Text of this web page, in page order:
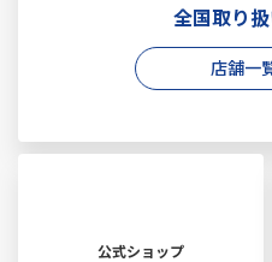
全国取り
店舗一
公式ショップ